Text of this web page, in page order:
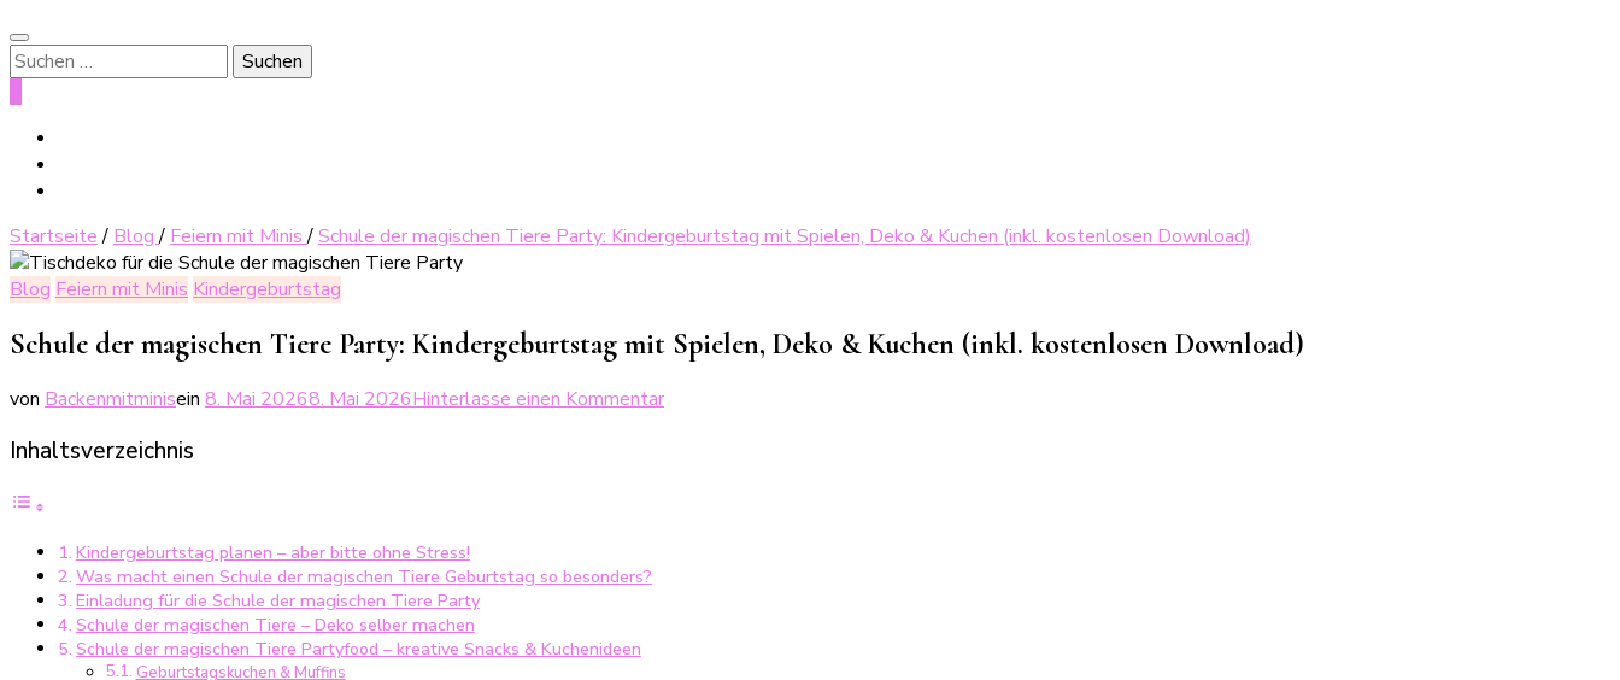
Suche
nach:
Startseite / Blog/ Feiern mit Minis/Schule der magischen Tiere Party: Kindergeburtstag mit Spielen, Deko & Kuchen (inkl. kostenlosen Download)
Blog Feiern mit Minis Kindergeburtstag
Schule der magischen Tiere Party: Kindergeburtstag mit Spielen, Deko & Kuchen (inkl. kostenlosen Download)
von Backenmitminisein 8. Mai 20268. Mai 2026Hinterlasse einen Kommentarzu
Inhaltsverzeichnis
Kindergeburtstag planen – aber bitte ohne Stress!
Was macht einen Schule der magischen Tiere Geburtstag so besonders?
Einladung für die Schule der magischen Tiere Party
Schule der magischen Tiere – Deko selber machen
Schule der magischen Tiere Partyfood – kreative Snacks & Kuchenideen
Geburtstagskuchen & Muffins